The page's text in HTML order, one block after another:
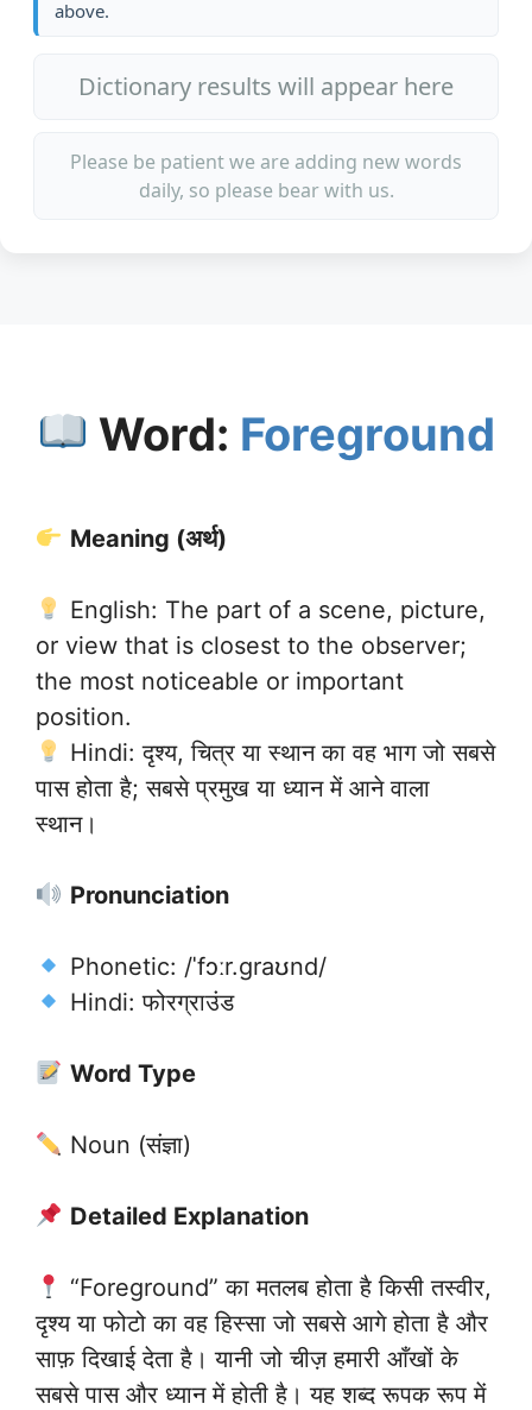
above.
Dictionary results will appear here
Please be patient we are adding new words
daily, so please bear with us.
Word: Foreground
Meaning (अर्थ)
English: The part of a scene, picture,
or view that is closest to the observer;
the most noticeable or important
position.
Hindi: दृश्य, चित्र या स्थान का वह भाग जो सबसे
पास होता है; सबसे प्रमुख या ध्यान में आने वाला
स्थान।
Pronunciation
Phonetic: /ˈfɔːr.ɡraʊnd/
Hindi: फोरग्राउंड
Word Type
Noun (संज्ञा)
Detailed Explanation
“Foreground” का मतलब होता है किसी तस्वीर,
दृश्य या फोटो का वह हिस्सा जो सबसे आगे होता है और
साफ़ दिखाई देता है। यानी जो चीज़ हमारी आँखों के
सबसे पास और ध्यान में होती है। यह शब्द रूपक रूप में